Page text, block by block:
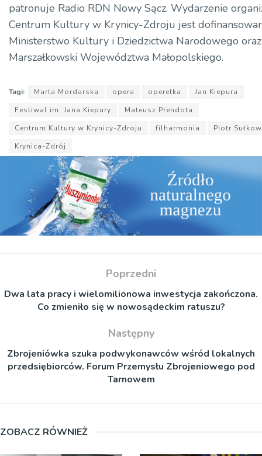
patronuje Radio RDN Nowy Sącz. Wydarzenie
Centrum Kultury w Krynicy-Zdroju jest
Ministerstwo Kultury i Dziedzictwa Narodowego
Marszałkowski Województwa Małopolskiego.
Tagi: Marta Mordarska opera operetka
Jan Kiepura
Festiwal im. Jana Kiepury
Mateusz Prendota
Centrum Kultury w Krynicy-Zdroju
filharmonia
Piotr
Krynica-Zdrój
Poprzedni
Dwa lata pracy i wielomilionowa inwestycja zakończona.
Co zmieniło się w nowosądeckim ratuszu?
Następny
Zbrojeniówka szuka podwykonawców wśród lokalnych
przedsiębiorców. Forum Przemysłu Zbrojeniowego pod
Tarnowem
ZOBACZ RÓWNIEŻ